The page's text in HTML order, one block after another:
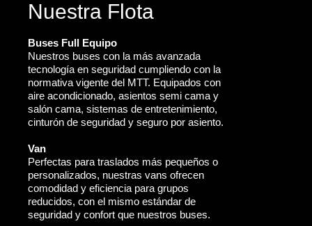
Nuestra Flota
Buses Full Equipo
Nuestros buses con la más avanzada
tecnología en seguridad cumpliendo con la
normativa vigente del MTT. Equipados con
aire acondicionado, asientos semi cama y
salón cama, sistemas de entretenimiento,
cinturón de seguridad y seguro por asiento.
Van
Perfectas para traslados más pequeños o
personalizados, nuestras vans ofrecen
comodidad y eficiencia para grupos
reducidos, con el mismo estándar de
seguridad y confort que nuestros buses.